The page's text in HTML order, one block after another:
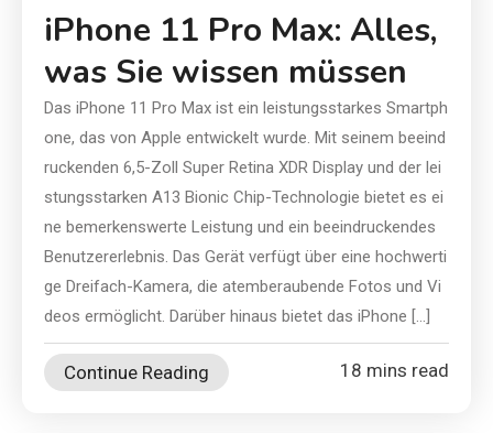
iPhone 11 Pro Max: Alles,
was Sie wissen müssen
Das iPhone 11 Pro Max ist ein leistungsstarkes Smartph
one, das von Apple entwickelt wurde. Mit seinem beeind
ruckenden 6,5-Zoll Super Retina XDR Display und der lei
stungsstarken A13 Bionic Chip-Technologie bietet es ei
ne bemerkenswerte Leistung und ein beeindruckendes
Benutzererlebnis. Das Gerät verfügt über eine hochwerti
ge Dreifach-Kamera, die atemberaubende Fotos und Vi
deos ermöglicht. Darüber hinaus bietet das iPhone […]
Continue Reading 18 mins read